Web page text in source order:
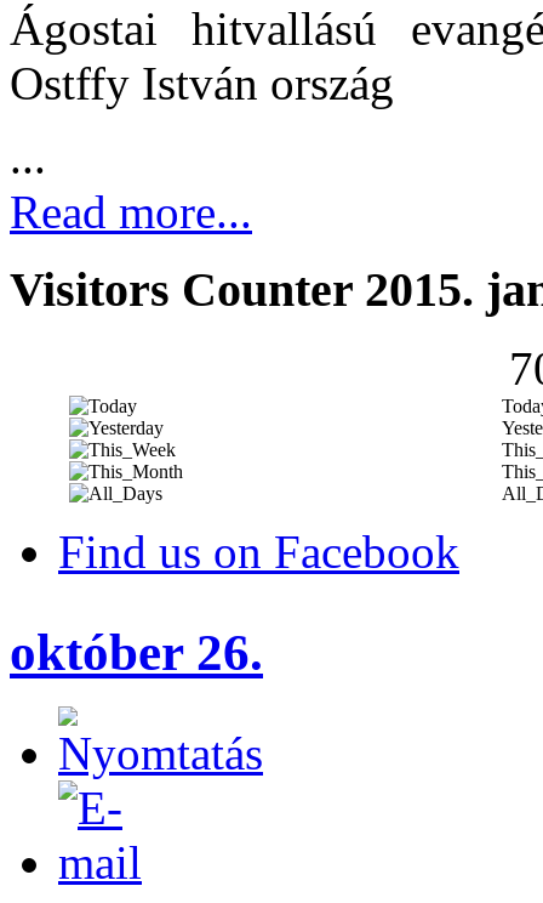
Ágostai hitvallású
Ostffy István ország
...
Read more...
Visitors Counter 2015.
Find us on Facebook
október 26.